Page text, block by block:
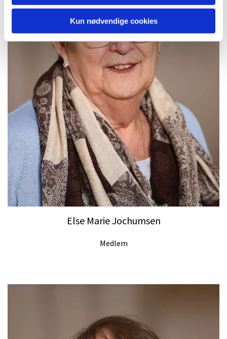
Kun nødvendige cookies
Else Marie Jochumsen
Medlem